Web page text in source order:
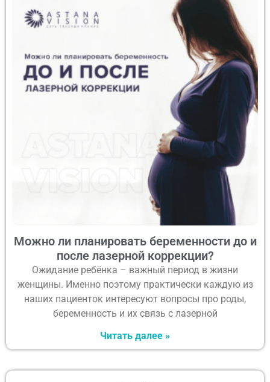
Можно ли планировать беременности до и
после лазерной коррекции?
Ожидание ребёнка – важный период в жизни
женщины. Именно поэтому практически каждую из
наших пациенток интересуют вопросы про роды,
беременность и их связь с лазерной
Читать далее »